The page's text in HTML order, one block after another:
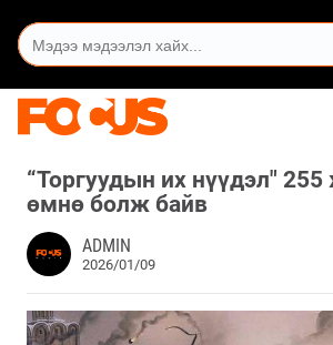
“Торгуудын их нүүдэл"
өмнө болж байв
ADMIN
2026/01/09